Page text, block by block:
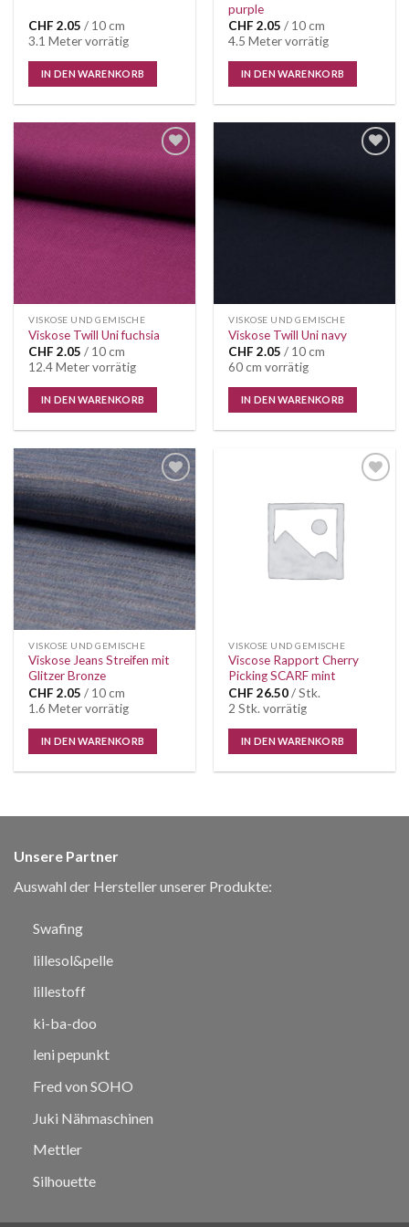
CHF 2.05 / 10 cm
3.1 Meter vorrätig
IN DEN WARENKORB
purple
CHF 2.05 / 10 cm
4.5 Meter vorrätig
IN DEN WARENKORB
VISKOSE UND GEMISCHE
Viskose Twill Uni fuchsia
CHF 2.05 / 10 cm
12.4 Meter vorrätig
IN DEN WARENKORB
VISKOSE UND GEMISCHE
Viskose Twill Uni navy
CHF 2.05 / 10 cm
60 cm vorrätig
IN DEN WARENKORB
VISKOSE UND GEMISCHE
Viskose Jeans Streifen mit
Glitzer Bronze
CHF 2.05 / 10 cm
1.6 Meter vorrätig
IN DEN WARENKORB
VISKOSE UND GEMISCHE
Viscose Rapport Cherry
Picking SCARF mint
CHF 26.50/ Stk.
2 Stk. vorrätig
IN DEN WARENKORB
Unsere Partner
Auswahl der Hersteller unserer Produkte:
Swafing
lillesol&pelle
lillestoff
ki-ba-doo
leni pepunkt
Fred von SOHO
Juki Nähmaschinen
Mettler
Silhouette